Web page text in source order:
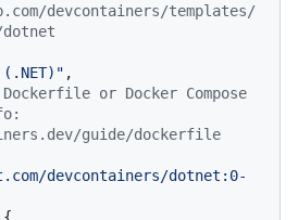
devcontainers/templates/
(.NET)" ,
or Docker Compose
guide/dockerfile
devcontainers/dotnet:0-